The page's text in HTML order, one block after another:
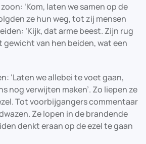
‘Kom, laten we samen op de
ze hun weg, tot zij mensen
‘Kijk, dat arme beest. Zijn rug
van hen beiden, wat een
‘Laten we allebei te voet gaan,
nog verwijten maken’. Zo liepen ze
Tot voorbijgangers commentaar
Ze lopen in de brandende
denkt eraan op de ezel te gaan